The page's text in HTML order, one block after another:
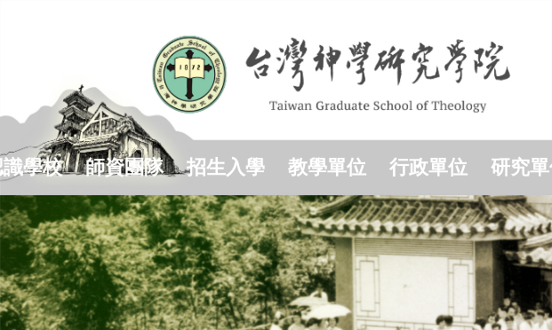
區
學校 師資團隊 招生入學 教學單位 行政單位 研究